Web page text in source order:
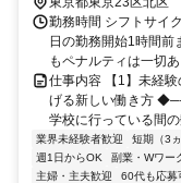
勤務時間 シフトサイ
日の勤務開始1時間
もペナルティは一
仕事内容 【1】未経
げる新しい働き方
学校に行っている間
業界未経験者歓迎 短期（3
週1日からOK
副業・Wワー
主婦・主夫歓迎
60代も応募